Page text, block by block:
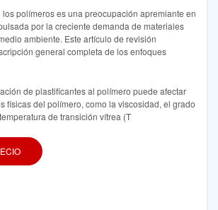
polímeros es una preocupación apremiante en
por la creciente demanda de materiales
ambiente. Este artículo de revisión
general completa de los enfoques
de plastificantes al polímero puede afectar
físicas del polímero, como la viscosidad, el grado
de transición vítrea (T